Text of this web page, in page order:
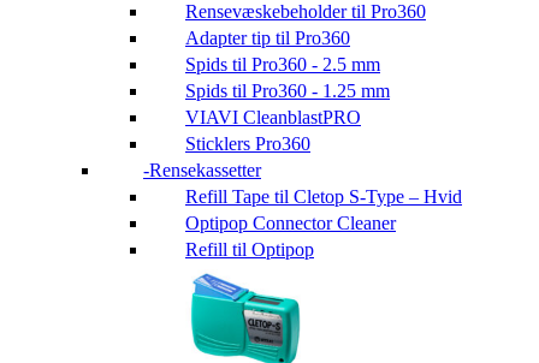
Rensevæskebeholder til Pro360
Adapter tip til Pro360
Spids til Pro360 - 2.5 mm
Spids til Pro360 - 1.25 mm
VIAVI CleanblastPRO
Sticklers Pro360
Rensekassetter
Refill Tape til Cletop S-Type – Hvid
Optipop Connector Cleaner
Refill til Optipop